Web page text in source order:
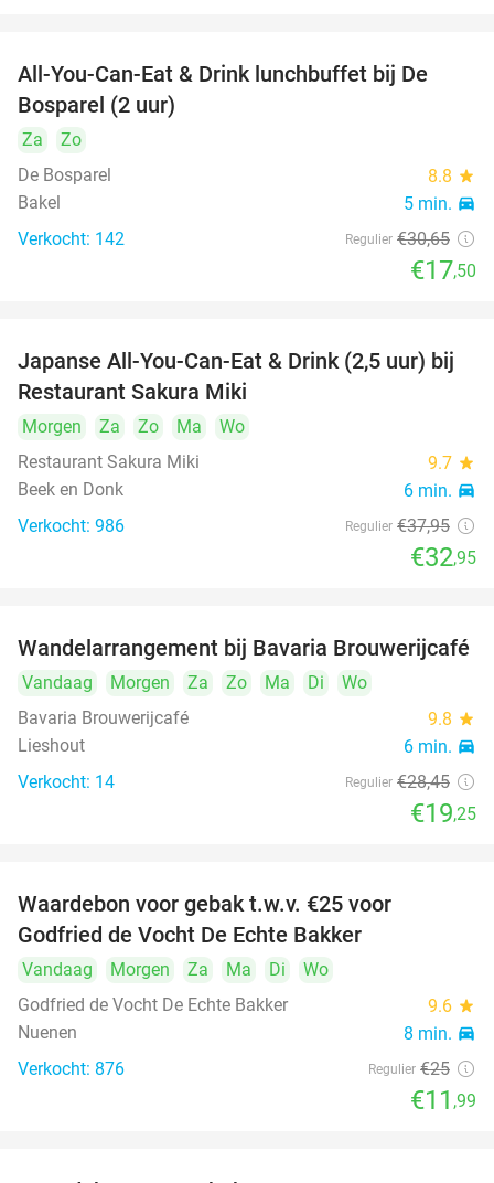
43%
All-You-Can-Eat & Drink lunchbuffet bij De
Bosparel (2 uur)
Za
Zo
De Bosparel
8.8 star
Bakel 5 min. directions_car
Verkocht: 142 Regulier €30,65
€17,50
13%
Japanse All-You-Can-Eat & Drink (2,5 uur) bij
Restaurant Sakura Miki
Morgen Za Zo Ma
Wo
Restaurant Sakura Miki
9.7 star
Beek en Donk 6 min. directions_car
Verkocht: 986 Regulier €37,95
€32,95
32%
Wandelarrangement bij Bavaria Brouwerijcafé
Vandaag Morgen Za Zo Ma Di
Wo
Bavaria Brouwerijcafé
9.8 star
Lieshout 6 min. directions_car
Verkocht: 14 Regulier €28,45
€19,25
Waardebon voor gebak t.w.v. €25 voor
Godfried de Vocht De Echte Bakker
Vandaag Morgen Za Ma Di
Wo
Godfried de Vocht De Echte Bakker
9.6 star
Nuenen 8 min. directions_car
Verkocht: 876 Regulier €25
€11 ,99